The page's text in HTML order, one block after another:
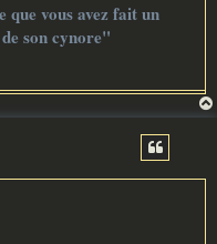
vous avez fait un
son cynore"